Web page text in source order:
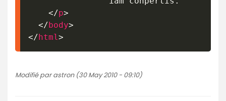
</p>
</body>
</html >
Modifié par astron (30 May 2010 - 09:10)